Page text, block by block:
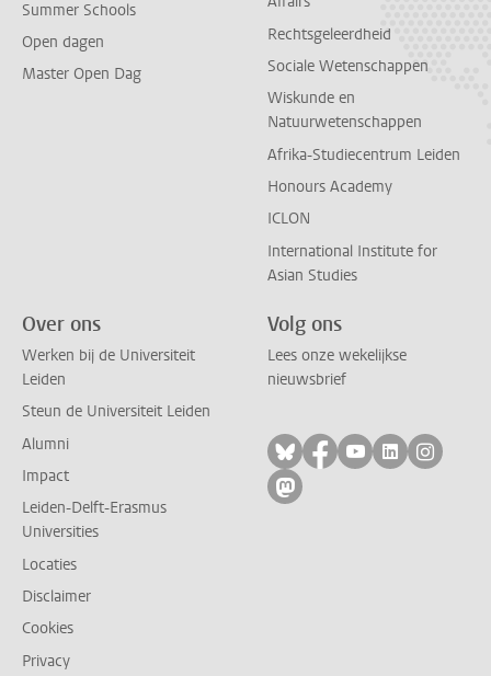
Summer Schools
Open dagen
Master Open Dag
Rechtsgeleerdheid
Sociale Wetenschappen
Wiskunde en
Natuurwetenschappen
Afrika-Studiecentrum Leiden
Honours Academy
ICLON
International Institute for
Asian Studies
Over ons
Werken bij de Universiteit
Leiden
Steun de Universiteit Leiden
Alumni
Impact
Leiden-Delft-Erasmus
Universities
Locaties
Disclaimer
Cookies
Privacy
Volg ons
Lees onze wekelijkse
nieuwsbrief
Volg ons op bluesky
Volg ons op
Volg ons op
Volg ons
Volg
Volg ons op mastodon